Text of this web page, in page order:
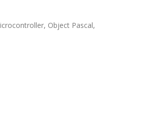
Object Pascal,